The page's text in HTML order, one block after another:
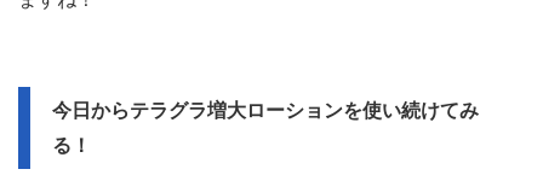
今日からテラグラ増大ローションを使い続けてみ
る！